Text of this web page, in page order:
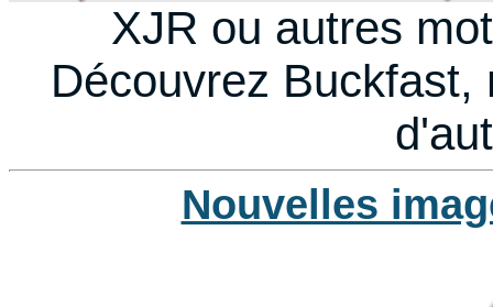
XJR ou autres
Découvrez
Nouvelles